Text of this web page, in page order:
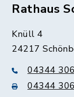
Rathaus
Knüll 4
24217
04344
04344